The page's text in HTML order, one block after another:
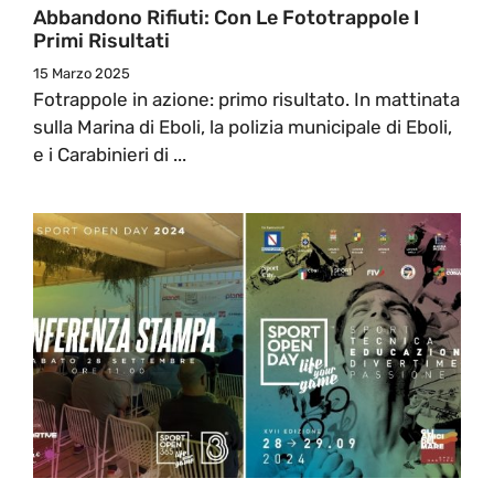
Abbandono Rifiuti: Con Le Fototrappole I
Primi Risultati
15 Marzo 2025
Fotrappole in azione: primo risultato. In mattinata
sulla Marina di Eboli, la polizia municipale di Eboli,
e i Carabinieri di ...